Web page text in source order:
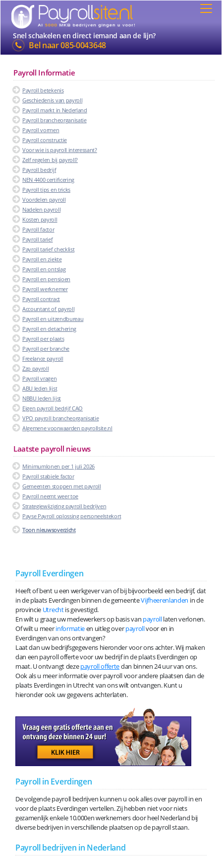
Snel schakelen en direct iemand aan de lijn?
Bel naar085-0043648
Payroll Informatie
Payroll betekenis
Geschiedenis van payroll
Payroll markt in Nederland
Payroll brancheorganisatie
Payroll vormen
Payroll constructie
Voor wie is payroll interessant?
Zelf regelen bij payroll?
Payroll bedrijf
NEN 4400 certificering
Payroll tips en tricks
Voordelen payroll
Nadelen payroll
Kosten payroll
Payroll factor
Payroll tarief
Payroll tarief checklist
Payroll en ziekte
Payroll en ontslag
Payroll en pensioen
Payroll werknemer
Payroll contract
Accountant of payroll
Payroll en uitzendbureau
Payroll en detachering
Payroll per plaats
Payroll per branche
Freelance payroll
Zzp payroll
Payroll vragen
ABU leden lijst
NBBU leden lijst
Eigen payroll bedrijf CAO
VPO payroll brancheorganisatie
Algemene voorwaarden payrollsite.nl
Laatste payroll nieuws
Minimumlonen per 1 juli 2026
Payroll stabiele factor
Gemeenten stoppen met payroll
Payroll neemt weer toe
Strategiewijziging payroll bedrijven
Payse Payroll oplossing personeelstekort
Toon nieuwsoverzicht
Payroll Everdingen
Heeft of bent u een werkgever van of bij bijvoorbeeld een bedrijf, dat
in de plaats Everdingen binnen de gemeenteVijfheerenlanden in de
provincie Utrechtis gevestigd.
En wilt u graag uw medewerkers op basis van payrolllaten verlonen.
Of wilt u meerinformatieen uitleg overpayrollvoor en in
Everdingen van ons ontvangen?
Laat dan uw bedrijfsgegevens hieronder voor ons achter. Wij maken
dan een payroll offerte voor uw bedrijf in de plaats Everdingen op
maat. U ontvangt dezepayroll offertedan binnen 24 uur van ons.
Ook als u meer informatie over payroll voor andere plaatsen dan de
plaats Everdingen in Utrecht van ons wilt ontvangen. Kunt u
hieronder ook uw gegevens achterlaten.
Payroll in Everdingen
De volgende payroll bedrijven kunnen u ook alles over payroll in en
voor de plaats Everdingen vertellen. Zij hebben niet voor niets
gezamenlijk enkele 10.000en werknemers door heel Nederland bij
diverse bedrijven in verschillende plaatsen op de payroll staan.
Payroll bedrijven in Nederland